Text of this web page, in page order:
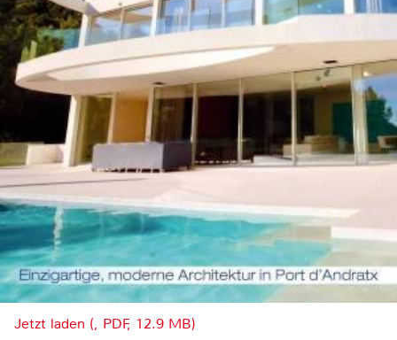
Jetzt laden (, PDF, 12.9 MB)